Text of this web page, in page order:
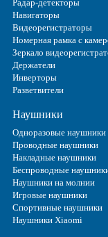
Радар-детекторы
Навигаторы
Видеорегистраторы
Номерная рамка с
Зеркало
Держатели
Инверторы
Разветвители
Наушники
Одноразовые наушники
Проводные наушники
Накладные наушники
Беспроводные
Наушники на молнии
Игровые наушники
Спортивные наушники
Наушники Xiaomi